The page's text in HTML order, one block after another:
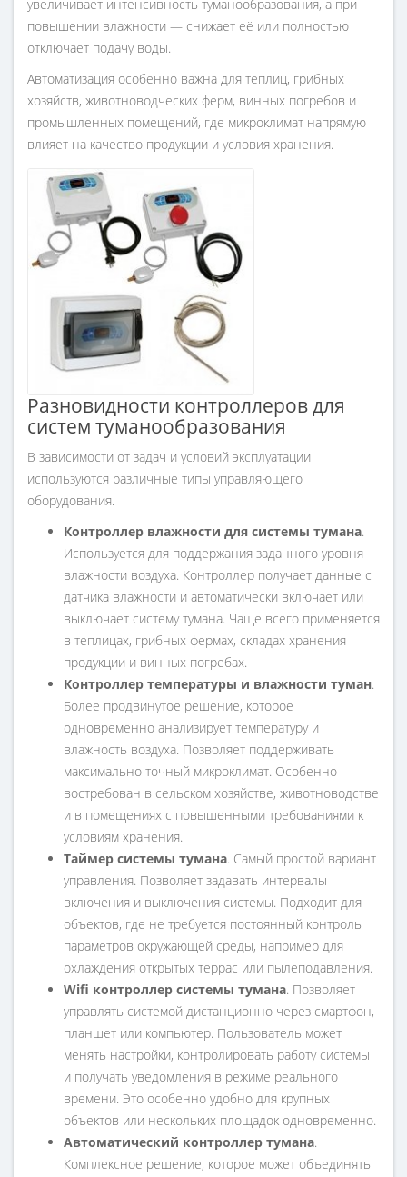
увеличивает интенсивность туманообразования, а при
повышении влажности — снижает её или полностью
отключает подачу воды.
Автоматизация особенно важна для теплиц, грибных
хозяйств, животноводческих ферм, винных погребов и
промышленных помещений, где микроклимат напрямую
влияет на качество продукции и условия хранения.
Разновидности контроллеров для
систем туманообразования
В зависимости от задач и условий эксплуатации
используются различные типы управляющего
оборудования.
Контроллер влажности для системы тумана.
Используется для поддержания заданного уровня
влажности воздуха. Контроллер получает данные с
датчика влажности и автоматически включает или
выключает систему тумана. Чаще всего применяется
в теплицах, грибных фермах, складах хранения
продукции и винных погребах.
Контроллер температуры и влажности туман.
Более продвинутое решение, которое
одновременно анализирует температуру и
влажность воздуха. Позволяет поддерживать
максимально точный микроклимат. Особенно
востребован в сельском хозяйстве, животноводстве
и в помещениях с повышенными требованиями к
условиям хранения.
Таймер системы тумана. Самый простой вариант
управления. Позволяет задавать интервалы
включения и выключения системы. Подходит для
объектов, где не требуется постоянный контроль
параметров окружающей среды, например для
охлаждения открытых террас или пылеподавления.
Wifi контроллер системы тумана. Позволяет
управлять системой дистанционно через смартфон,
планшет или компьютер. Пользователь может
менять настройки, контролировать работу системы
и получать уведомления в режиме реального
времени. Это особенно удобно для крупных
объектов или нескольких площадок одновременно.
Автоматический контроллер тумана.
Комплексное решение, которое может объединять